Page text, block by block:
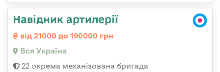
Навідник артилерії
від 21000 до 190000 грн
Вся Україна
22 окрема механізована бригада